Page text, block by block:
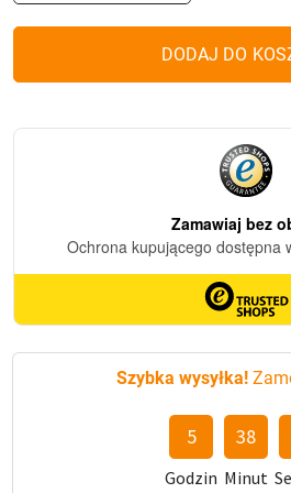
Szybka wysyłka!
5
Godzin
38
Minut
Srebrny
DODAJ DO